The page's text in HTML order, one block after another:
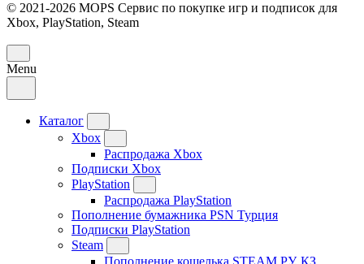
© 2021-2026 MOPS Сервис по покупке игр и подписок для
Xbox, PlayStation, Steam
Menu
Каталог
Xbox
Распродажа Xbox
Подписки Xbox
PlayStation
Распродажа PlayStation
Пополнение бумажника PSN Турция
Подписки PlayStation
Steam